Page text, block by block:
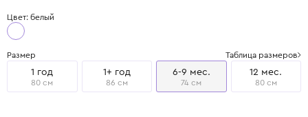
Цвет: белый
Размер Таблица размеров
1 год
80 см
1+ год
86 см
6-9 мес.
74 см
12 мес.
80 см